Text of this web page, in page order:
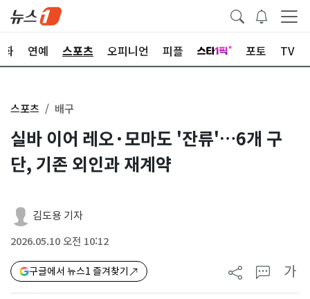
화 연예 스포츠 오피니언 피플 포토 TV
스포츠 배구
실바 이어 레오·모마도 '잔류'…6개 구
단, 기존 외인과 재계약
김도용 기자
2026.05.10 오전 10:12
구글에서 뉴스1 즐겨찾기 가